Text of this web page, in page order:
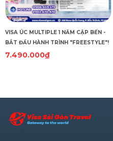
VISA ÚC MULTIPLE 1 NĂM CẬP BẾN -
BẮT ĐẦU HÀNH TRÌNH "FREESTYLE"!
7.490.000₫